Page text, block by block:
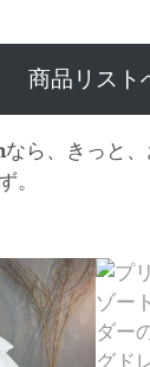
商品リスト
なら、きっと
。